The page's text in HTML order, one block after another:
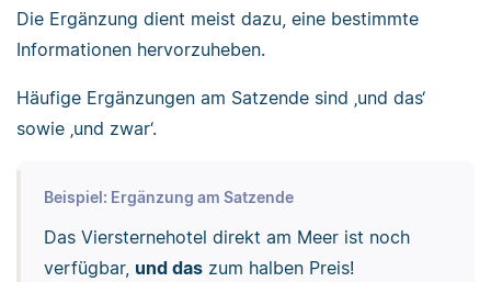
Die Ergänzung dient meist dazu, eine bestimmte
Informationen hervorzuheben.
Häufige Ergänzungen am Satzende sind ‚und das‘
sowie ‚und zwar‘.
Beispiel: Ergänzung am Satzende
Das Viersternehotel direkt am Meer ist noch
verfügbar, und daszum halben Preis!